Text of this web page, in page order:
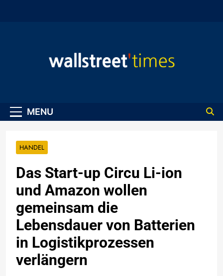
MENU
HANDEL
Das Start-up Circu Li-ion
und Amazon wollen
gemeinsam die
Lebensdauer von Batterien
in Logistikprozessen
verlängern